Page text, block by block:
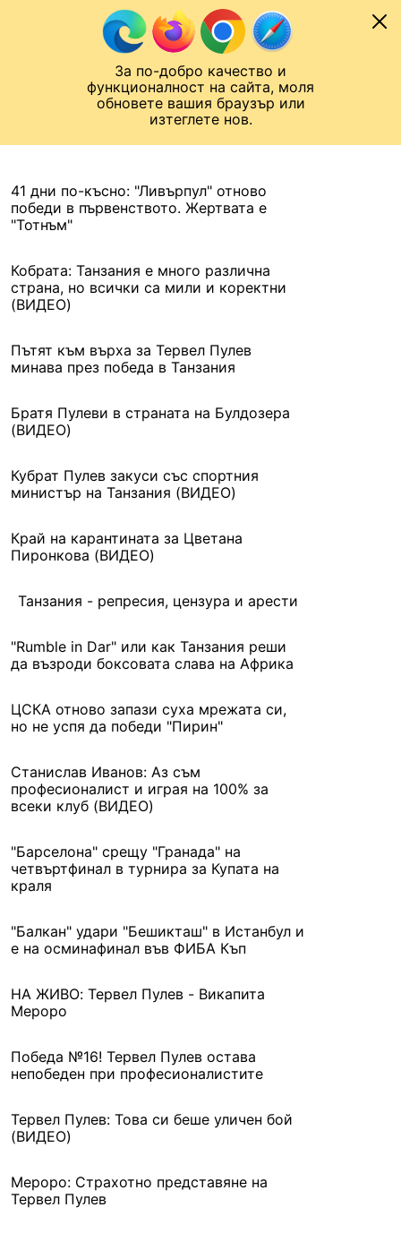
За по-добро качество и
функционалност на сайта, моля
обновете вашия браузър или
изтеглете нов.
Към съдържанието
Лига на Конференциите
41 дни по-късно: "Ливърпул" отново
победи в първенството. Жертвата е
"Тотнъм"
Кобрата: Танзания е много различна
страна, но всички са мили и коректни
(ВИДЕО)
Пътят към върха за Тервел Пулев
минава през победа в Танзания
Братя Пулеви в страната на Булдозера
(ВИДЕО)
Кубрат Пулев закуси със спортния
министър на Танзания (ВИДЕО)
Край на карантината за Цветана
Пиронкова (ВИДЕО)
Танзания - репресия, цензура и арести
"Rumble in Dar" или как Танзания реши
да възроди боксовата слава на Африка
ЦСКА отново запази суха мрежата си,
но не успя да победи "Пирин"
Станислав Иванов: Аз съм
професионалист и играя на 100% за
всеки клуб (ВИДЕО)
"Барселона" срещу "Гранада" на
четвъртфинал в турнира за Купата на
краля
"Балкан" удари "Бешикташ" в Истанбул и
е на осминафинал във ФИБА Къп
НА ЖИВО: Тервел Пулев - Викапита
Мероро
Победа №16! Тервел Пулев остава
непобеден при професионалистите
Тервел Пулев: Това си беше уличен бой
(ВИДЕО)
Мероро: Страхотно представяне на
Тервел Пулев